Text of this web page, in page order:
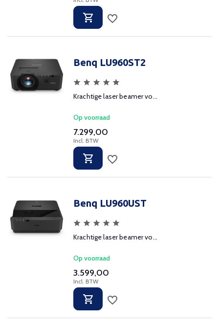
Benq LU960ST2
Krachtige laser beamer vo...
Op voorraad
7.299,00
Incl. BTW
Benq LU960UST
Krachtige laser beamer vo...
Op voorraad
3.599,00
Incl. BTW